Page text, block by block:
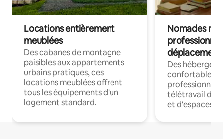
Locations entièrement
meublées
Des cabanes de montagne
paisibles aux appartements
urbains pratiques, ces
locations meublées offrent
tous les équipements d'un
logement standard.
Nomades
déplacement
Des
confortables
professionnels
télétravail
et d'espaces